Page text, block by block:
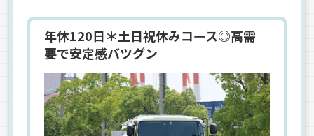
年休120日＊土日祝休みコース◎高需
要で安定感バツグン